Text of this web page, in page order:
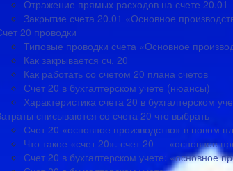
Отражение прямых расходов на счете 20.01
Закрытие счета 20.01 «Основное
20 проводки
Типовые проводки счета «Основное
Как закрывается сч. 20
Как работать со счетом 20 плана счетов
Счет 20 в бухгалтерском учете (нюансы)
Характеристика счета 20 в бухгалтерском
списываются со счета 20 что выбрать
Счет 20 «основное производство» в новом
Что такое «счет 20». счет 20 — «основное
Счет 20 в бухгалтерском учете: «основное